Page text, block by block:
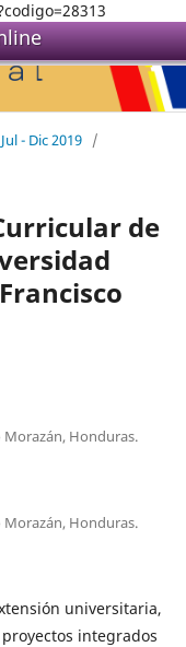
- Dic 2019 /
de
Morazán, Honduras.
Morazán, Honduras.
universitaria,
integrados